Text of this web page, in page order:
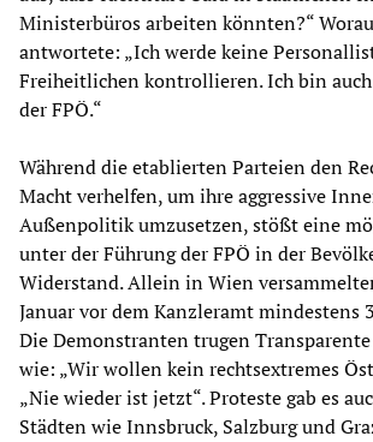
Ministerbüros arbeiten könnten?“
antwortete: „Ich werde keine
Freiheitlichen kontrollieren. Ich bin
der FPÖ.“
Während die etablierten Parteien den
Macht verhelfen, um ihre aggressive
Außenpolitik umzusetzen, stößt eine
unter der Führung der FPÖ in der
Widerstand. Allein in Wien
Januar vor dem Kanzleramt mindestens
Die Demonstranten trugen
wie: „Wir wollen kein rechtsextremes
„Nie wieder ist jetzt“. Proteste gab es
Städten wie Innsbruck, Salzburg und